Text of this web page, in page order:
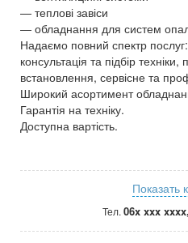
— теплові завіси
— обладнання для систем
Надаємо повний спектр послуг:
консультація та підбір
встановлення, сервісне та
Широкий асортимент
Гарантія на техніку.
Доступна вартість.
Показать
Тел. 06x xxx